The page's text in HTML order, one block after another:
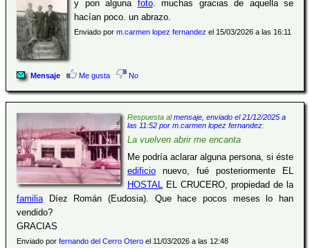
y pon alguna foto. muchas gracias de aquella se
hacían poco. un abrazo.
Enviado porm.carmen lopez fernandez el 15/03/2026 a las 16:11
Mensaje Me gusta No
Respuesta almensaje, enviado el 21/12/2025 a
las 11:52 por m.carmen lopez fernandez:
La vuelven abrir me encanta
Me podría aclarar alguna persona, si éste
edificio nuevo, fué posteriormente EL
HOSTAL EL CRUCERO, propiedad de la
familiaDíez Román (Eudosia). Que hace pocos meses lo han
vendido?
GRACIAS
Enviado por fernando del Cerro Otero el 11/03/2026 a las 12:48